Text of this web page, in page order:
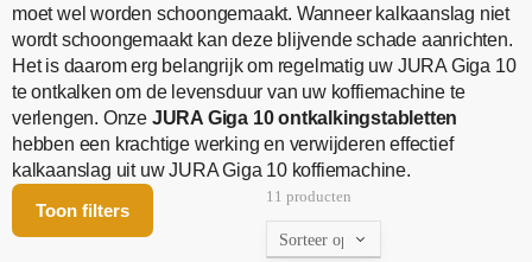
moet wel worden schoongemaakt. Wanneer kalkaanslag niet
wordt schoongemaakt kan deze blijvende schade aanrichten.
Het is daarom erg belangrijk om regelmatig uw JURA Giga 10
te ontkalken om de levensduur van uw koffiemachine te
verlengen. Onze JURA Giga 10 ontkalkingstabletten
hebben een krachtige werking en verwijderen effectief
kalkaanslag uit uw JURA Giga 10 koffiemachine.
Toon filters
11 producten